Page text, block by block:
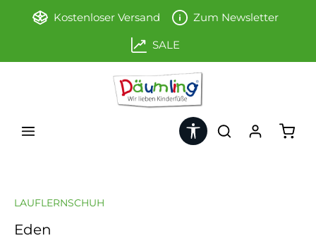
Zum Hauptinhalt springen
Kostenloser Versand Zum Newsletter
SALE
Werkzeugleiste anzeigen
LAUFLERNSCHUH
Eden